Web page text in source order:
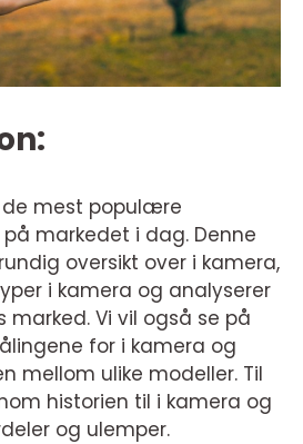
de mest populære
markedet i dag. Denne
oversikt over i kamera,
i kamera og analyserer
Vi vil også se på
for i kamera og
mellom ulike modeller. Til
historien til i kamera og
og ulemper.